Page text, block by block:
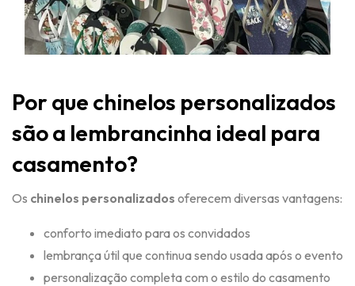
Por que chinelos personalizados
são a lembrancinha ideal para
casamento?
Os chinelos personalizados oferecem diversas vantagens:
conforto imediato para os convidados
lembrança útil que continua sendo usada após o evento
personalização completa com o estilo do casamento